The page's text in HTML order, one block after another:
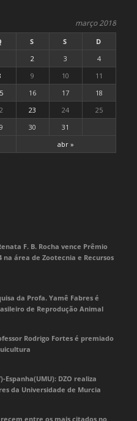
março 2018
S S D
abr »
2 3
4
9 10
11
16 17
18
23 24
25
30 31
F. B. Rocha vence Prêmio
na área de Zootecnia e Recursos
da Profa. Yamê Fabres é
de Reprodução Animal
Rodrigo Fortes é premiado
Espanha(UMU): DZO realiza
da Universidade de Murcia
entre os mais citados no